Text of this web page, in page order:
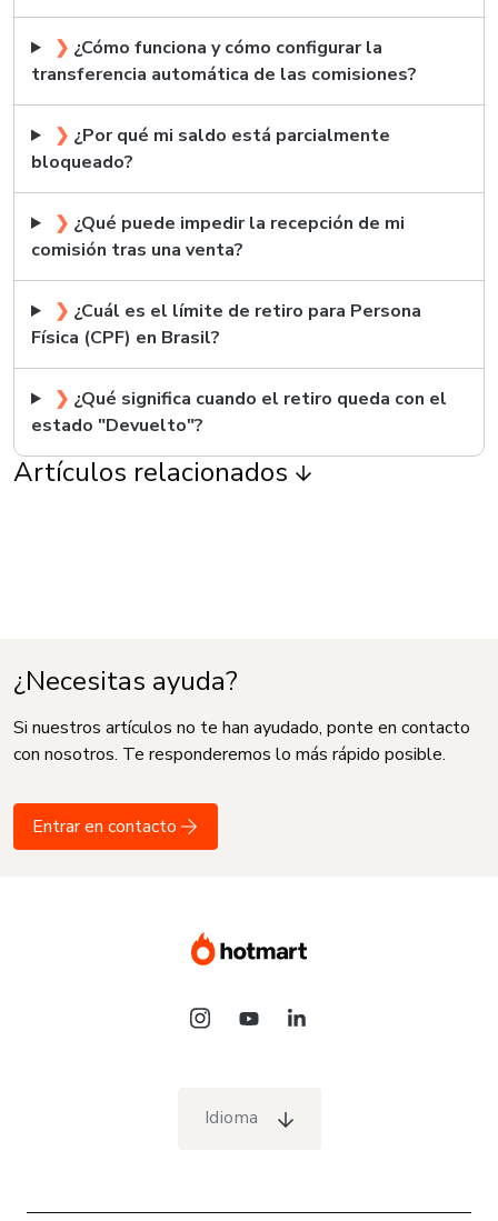
❯ ¿Cómo funciona y cómo configurar la
transferencia automática de las comisiones?
❯ ¿Por qué mi saldo está parcialmente
bloqueado?
❯ ¿Qué puede impedir la recepción de mi
comisión tras una venta?
❯ ¿Cuál es el límite de retiro para Persona
Física (CPF) en Brasil?
❯ ¿Qué significa cuando el retiro queda con el
estado "Devuelto"?
Artículos relacionados
¿Necesitas ayuda?
Si nuestros artículos no te han ayudado, ponte en contacto
con nosotros. Te responderemos lo más rápido posible.
Entrar en contacto
Idioma